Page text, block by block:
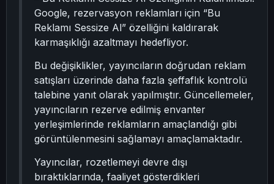
Google, rezervasyon reklamları için “Bu
Reklamı Sessize Al” özelliğini kaldırarak
karmaşıklığı azaltmayı hedefliyor.
Bu değişiklikler, yayıncıların doğrudan reklam
satışları üzerinde daha fazla şeffaflık kontrolü
talebine yanıt olarak yapılmıştır. Güncellemeler,
yayıncıların rezerve edilmiş envanter
yerleşimlerinde reklamların amaçlandığı gibi
görüntülenmesini sağlamayı amaçlamaktadır.
Yayıncılar, rozetlemeyi devre dışı
bıraktıklarında, faaliyet gösterdikleri